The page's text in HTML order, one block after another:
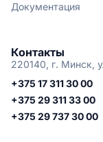
Документация
Контакты
220140, г. Минск,
+375 17 311 30 00
+375 29 311 33 00
+375 29 737 30 00